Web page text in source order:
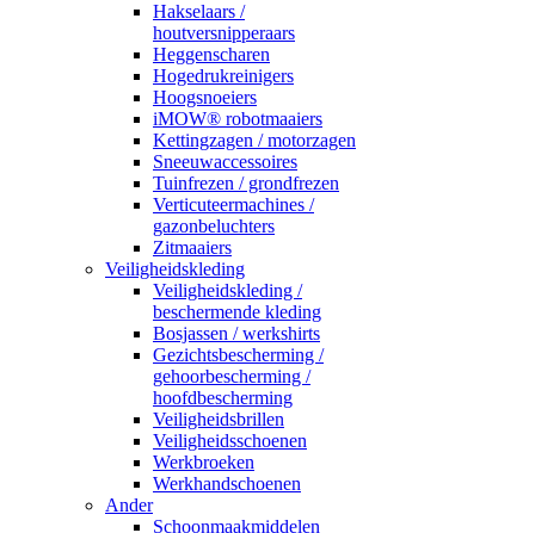
Hakselaars /
houtversnipperaars
Heggenscharen
Hogedrukreinigers
Hoogsnoeiers
iMOW® robotmaaiers
Kettingzagen / motorzagen
Sneeuwaccessoires
Tuinfrezen / grondfrezen
Verticuteermachines /
gazonbeluchters
Zitmaaiers
Veiligheidskleding
Veiligheidskleding /
beschermende kleding
Bosjassen / werkshirts
Gezichtsbescherming /
gehoorbescherming /
hoofdbescherming
Veiligheidsbrillen
Veiligheidsschoenen
Werkbroeken
Werkhandschoenen
Ander
Schoonmaakmiddelen